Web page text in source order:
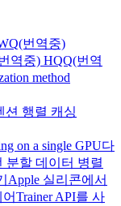
(번역중)
역중) HQQ(번역
method
션 행렬 캐싱
on a single GPU다
분할 데이터 병렬
Apple 실리콘에서
Trainer API를 사